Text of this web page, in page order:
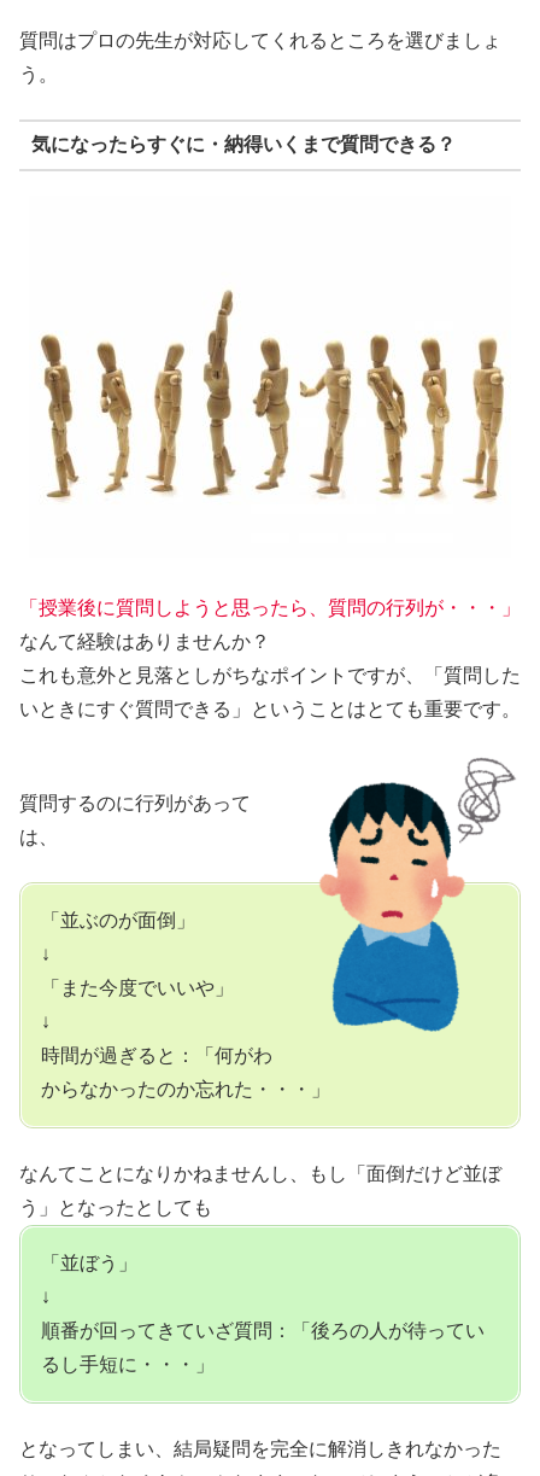
質問はプロの先生が対応してくれるところを選びましょ
う。
気になったらすぐに・納得いくまで質問できる？
「授業後に質問しようと思ったら、質問の行列が・・・」
なんて経験はありませんか？
これも意外と見落としがちなポイントですが、「質問した
いときにすぐ質問できる」ということはとても重要です。
質問するのに行列があって
は、
「並ぶのが面倒」
↓
「また今度でいいや」
↓
時間が過ぎると：「何がわ
からなかったのか忘れた・・・」
なんてことになりかねませんし、もし「面倒だけど並ぼ
う」となったとしても
「並ぼう」
↓
順番が回ってきていざ質問：「後ろの人が待ってい
るし手短に・・・」
となってしまい、結局疑問を完全に解消しきれなかった